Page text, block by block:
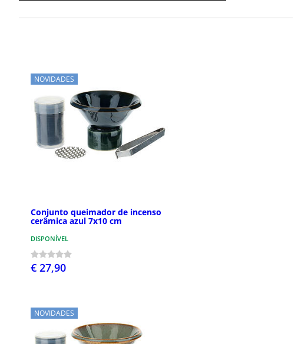
NOVIDADES
Conjunto queimador de incenso
cerâmica azul 7x10 cm
DISPONÍVEL
€ 27,90
NOVIDADES